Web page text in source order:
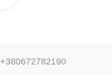
+380672782190